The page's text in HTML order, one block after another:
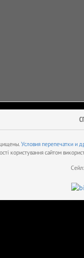
Условия перепечатки и
користування сайтом